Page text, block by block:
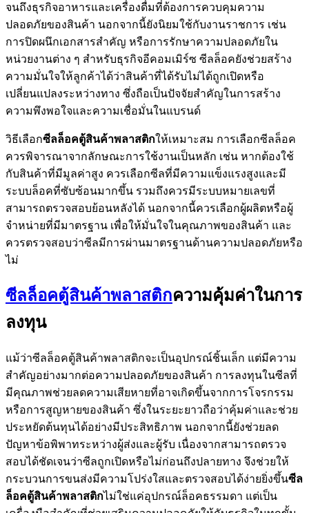
จนถึงธุรกิจอาหารและเครื่องดื่มที่ต้องการควบคุมความ
ปลอดภัยของสินค้า นอกจากนี้ยังนิยมใช้กับงานราชการ เช่น
การปิดผนึกเอกสารสำคัญ หรือการรักษาความปลอดภัยใน
หน่วยงานต่าง ๆ สำหรับธุรกิจอีคอมเมิร์ซ ซีลล็อคยังช่วยสร้าง
ความมั่นใจให้ลูกค้าได้ว่าสินค้าที่ได้รับไม่ได้ถูกเปิดหรือ
เปลี่ยนแปลงระหว่างทาง ซึ่งถือเป็นปัจจัยสำคัญในการสร้าง
ความพึงพอใจและความเชื่อมั่นในแบรนด์
วิธีเลือกซีลล็อคตู้สินค้าพลาสติกให้เหมาะสม การเลือกซีลล็อค
ควรพิจารณาจากลักษณะการใช้งานเป็นหลัก เช่น หากต้องใช้
กับสินค้าที่มีมูลค่าสูง ควรเลือกซีลที่มีความแข็งแรงสูงและมี
ระบบล็อคที่ซับซ้อนมากขึ้น รวมถึงควรมีระบบหมายเลขที่
สามารถตรวจสอบย้อนหลังได้ นอกจากนี้ควรเลือกผู้ผลิตหรือผู้
จำหน่ายที่มีมาตรฐาน เพื่อให้มั่นใจในคุณภาพของสินค้า และ
ควรตรวจสอบว่าซีลมีการผ่านมาตรฐานด้านความปลอดภัยหรือ
ไม่
ซีลล็อคตู้สินค้าพลาสติกความคุ้มค่าในการ
ลงทุน
แม้ว่าซีลล็อคตู้สินค้าพลาสติกจะเป็นอุปกรณ์ชิ้นเล็ก แต่มีความ
สำคัญอย่างมากต่อความปลอดภัยของสินค้า การลงทุนในซีลที่
มีคุณภาพช่วยลดความเสียหายที่อาจเกิดขึ้นจากการโจรกรรม
หรือการสูญหายของสินค้า ซึ่งในระยะยาวถือว่าคุ้มค่าและช่วย
ประหยัดต้นทุนได้อย่างมีประสิทธิภาพ นอกจากนี้ยังช่วยลด
ปัญหาข้อพิพาทระหว่างผู้ส่งและผู้รับ เนื่องจากสามารถตรวจ
สอบได้ชัดเจนว่าซีลถูกเปิดหรือไม่ก่อนถึงปลายทาง จึงช่วยให้
กระบวนการขนส่งมีความโปร่งใสและตรวจสอบได้ง่ายยิ่งขึ้นซีล
ล็อคตู้สินค้าพลาสติกไม่ใช่แค่อุปกรณ์ล็อคธรรมดา แต่เป็น